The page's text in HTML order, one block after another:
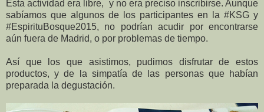
Esta actividad era libre, y no era preciso inscribirse. Aunque
sabíamos que algunos de los participantes en la #KSG y
#EspirituBosque2015, no podrían acudir por encontrarse
aún fuera de Madrid, o por problemas de tiempo.
Así que los que asistimos, pudimos disfrutar de estos
productos, y de la simpatía de las personas que habían
preparada la degustación.